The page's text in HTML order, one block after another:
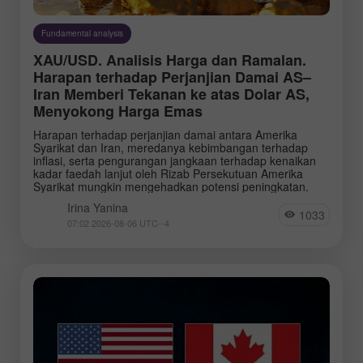
Instruments:
EURUSD
USDCHF
USDCAD
USDJPY
AUDUSD
GBPJPY
EURJPY
NZDUSD
EURNZD
Silver
Gold
#USDX
Analysts:
Fundamental analysis
XAU/USD. Analisis Harga dan Ramalan.
Harapan terhadap Perjanjian Damai AS–
Iran Memberi Tekanan ke atas Dolar AS,
Menyokong Harga Emas
Harapan terhadap perjanjian damai antara Amerika
Syarikat dan Iran, meredanya kebimbangan terhadap
inflasi, serta pengurangan jangkaan terhadap kenaikan
kadar faedah lanjut oleh Rizab Persekutuan Amerika
Syarikat mungkin mengehadkan potensi peningkatan.
Irina Yanina
07:02 2026-08-06 UTC--4 1033